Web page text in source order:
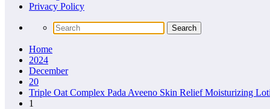
Privacy Policy
Home
2024
December
20
Triple Oat Complex Pada Aveeno Skin Relief Moisturizing
1